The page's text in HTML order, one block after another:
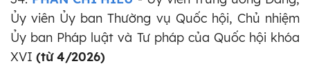
Ủy viên Ủy ban Thường vụ Quốc hội, Chủ nhiệm
Ủy ban Pháp luật và Tư pháp của Quốc hội khóa
XVI (từ 4/2026)